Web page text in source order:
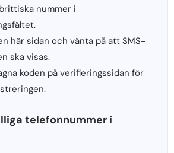
nummer i
här sidan och vänta på att SMS-
ska visas.
koden på verifieringssidan för
telefonnummer i